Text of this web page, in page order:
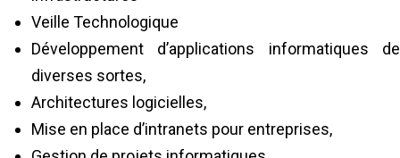
Veille Technologique
Développement d’applications informatiques de
diverses sortes,
Architectures logicielles,
Mise en place d’intranets pour entreprises,